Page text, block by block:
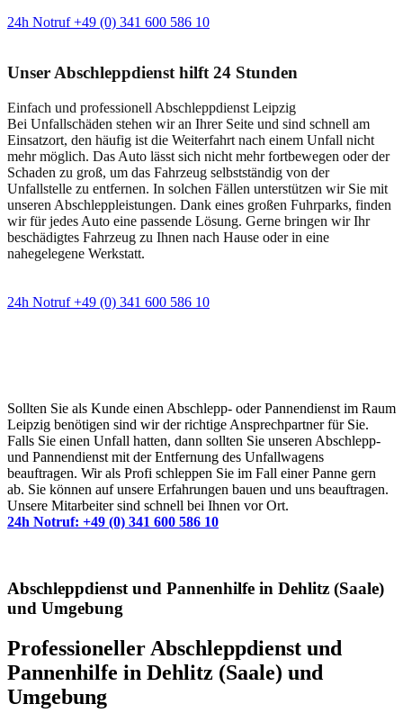
24h Notruf +49 (0) 341 600 586 10
Unser Abschleppdienst hilft 24 Stunden
Einfach und professionell Abschleppdienst Leipzig
Bei Unfallschäden stehen wir an Ihrer Seite und sind schnell am
Einsatzort, den häufig ist die Weiterfahrt nach einem Unfall nicht
mehr möglich. Das Auto lässt sich nicht mehr fortbewegen oder der
Schaden zu groß, um das Fahrzeug selbstständig von der
Unfallstelle zu entfernen. In solchen Fällen unterstützen wir Sie mit
unseren Abschleppleistungen. Dank eines großen Fuhrparks, finden
wir für jedes Auto eine passende Lösung. Gerne bringen wir Ihr
beschädigtes Fahrzeug zu Ihnen nach Hause oder in eine
nahegelegene Werkstatt.
24h Notruf +49 (0) 341 600 586 10
Sollten Sie als Kunde einen Abschlepp- oder Pannendienst im Raum
Leipzig benötigen sind wir der richtige Ansprechpartner für Sie.
Falls Sie einen Unfall hatten, dann sollten Sie unseren Abschlepp-
und Pannendienst mit der Entfernung des Unfallwagens
beauftragen. Wir als Profi schleppen Sie im Fall einer Panne gern
ab. Sie können auf unsere Erfahrungen bauen und uns beauftragen.
Unsere Mitarbeiter sind schnell bei Ihnen vor Ort.
24h Notruf: +49 (0) 341 600 586 10
Abschleppdienst und Pannenhilfe in Dehlitz (Saale)
und Umgebung
Professioneller Abschleppdienst und
Pannenhilfe in Dehlitz (Saale) und
Umgebung